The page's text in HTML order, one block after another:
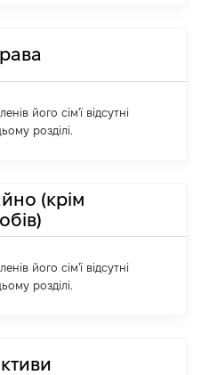
його сім'ї відсутні
розділі.
(крім
його сім'ї відсутні
розділі.